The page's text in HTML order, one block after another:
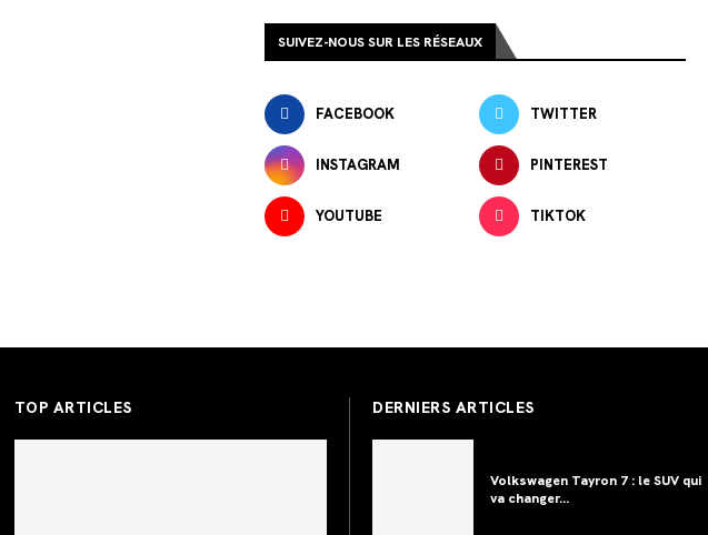
SUIVEZ-NOUS SUR LES RÉSEAUX
FACEBOOK TWITTER
INSTAGRAM PINTEREST
YOUTUBE TIKTOK
TOP ARTICLES DERNIERS ARTICLES
Volkswagen Tayron 7 : le SUV qui
va changer...